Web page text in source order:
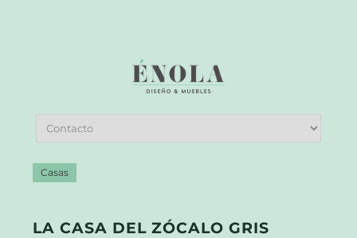
Casas
LA CASA DEL ZÓCALO GRIS